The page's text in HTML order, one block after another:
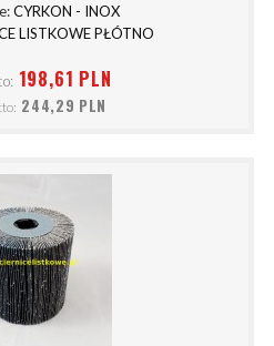
CYRKON - INOX
LISTKOWE PŁÓTNO
198,61 PLN
244,29 PLN